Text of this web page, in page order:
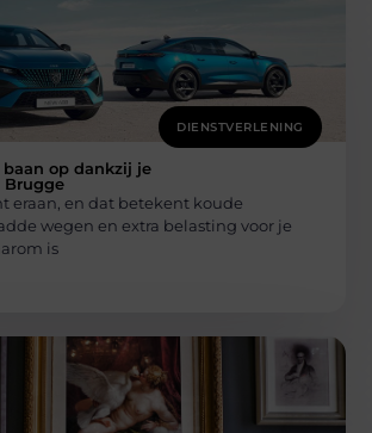
DIENSTVERLENING
baan op dankzij je
Brugge
eraan, en dat betekent koude
wegen en extra belasting voor je
is